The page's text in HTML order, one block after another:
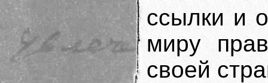
ссылки и
миру
своей